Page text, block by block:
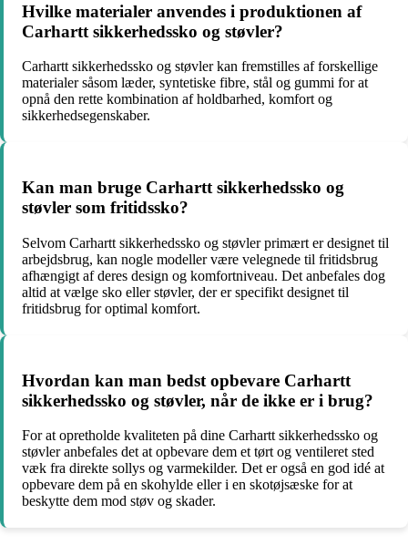
Hvilke materialer anvendes i produktionen af
Carhartt sikkerhedssko og støvler?
Carhartt sikkerhedssko og støvler kan fremstilles af forskellige
materialer såsom læder, syntetiske fibre, stål og gummi for at
opnå den rette kombination af holdbarhed, komfort og
sikkerhedsegenskaber.
Kan man bruge Carhartt sikkerhedssko og
støvler som fritidssko?
Selvom Carhartt sikkerhedssko og støvler primært er designet til
arbejdsbrug, kan nogle modeller være velegnede til fritidsbrug
afhængigt af deres design og komfortniveau. Det anbefales dog
altid at vælge sko eller støvler, der er specifikt designet til
fritidsbrug for optimal komfort.
Hvordan kan man bedst opbevare Carhartt
sikkerhedssko og støvler, når de ikke er i brug?
For at opretholde kvaliteten på dine Carhartt sikkerhedssko og
støvler anbefales det at opbevare dem et tørt og ventileret sted
væk fra direkte sollys og varmekilder. Det er også en god idé at
opbevare dem på en skohylde eller i en skotøjsæske for at
beskytte dem mod støv og skader.